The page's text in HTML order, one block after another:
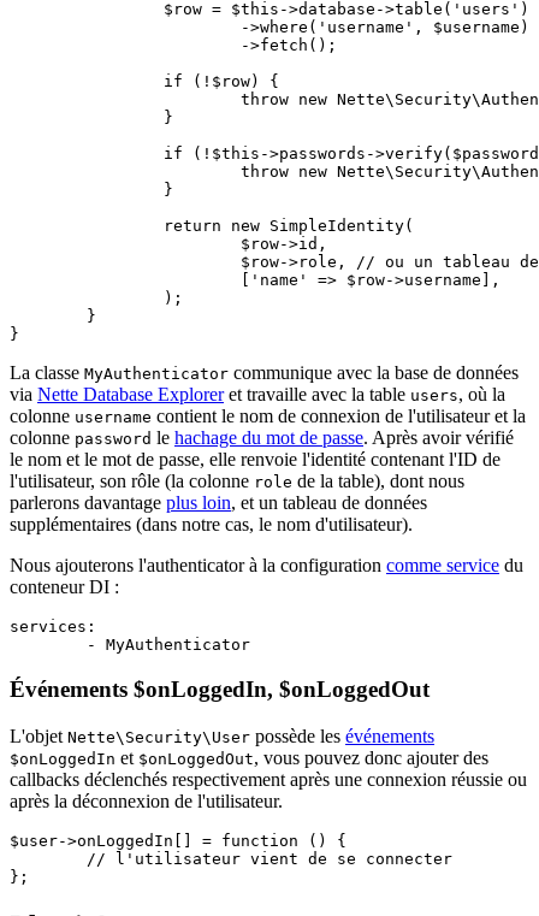
La classe MyAuthenticator communique avec la base de données
via Nette Database Exploreret travaille avec la table users, où la
colonne username contient le nom de connexion de l'utilisateur et la
colonne password le hachage du mot de passe. Après avoir vérifié
le nom et le mot de passe, elle renvoie l'identité contenant l'ID de
l'utilisateur, son rôle (la colonne role de la table), dont nous
parlerons davantage plus loin, et un tableau de données
supplémentaires (dans notre cas, le nom d'utilisateur).
Nous ajouterons l'authenticator à la configuration comme service du
conteneur DI :
services:
Événements $onLoggedIn, $onLoggedOut
L'objet Nette\Security\User possède les événements
$onLoggedIn et $onLoggedOut, vous pouvez donc ajouter des
callbacks déclenchés respectivement après une connexion réussie ou
après la déconnexion de l'utilisateur.
$user->onLoggedIn[] = function () {